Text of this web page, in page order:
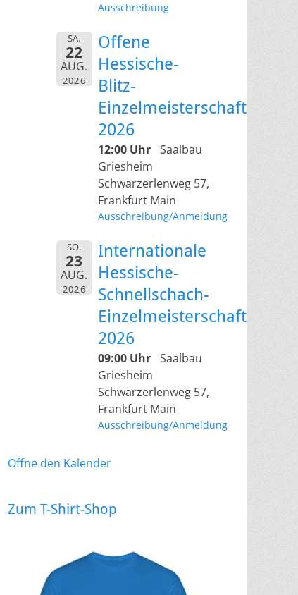
Ausschreibung
SA.
22
AUG.
2026
Offene
Hessische-
Blitz-
Einzelmeisterschaft
2026
12:00 Uhr Saalbau
Griesheim
Schwarzerlenweg 57,
Frankfurt Main
Ausschreibung/Anmeldung
SO.
23
AUG.
2026
Internationale
Hessische-
Schnellschach-
Einzelmeisterschaft
2026
09:00 Uhr Saalbau
Griesheim
Schwarzerlenweg 57,
Frankfurt Main
Ausschreibung/Anmeldung
Öffne den Kalender
Zum T-Shirt-Shop